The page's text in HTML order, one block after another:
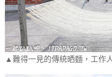
▲難得一見的傳統晒麵，工作